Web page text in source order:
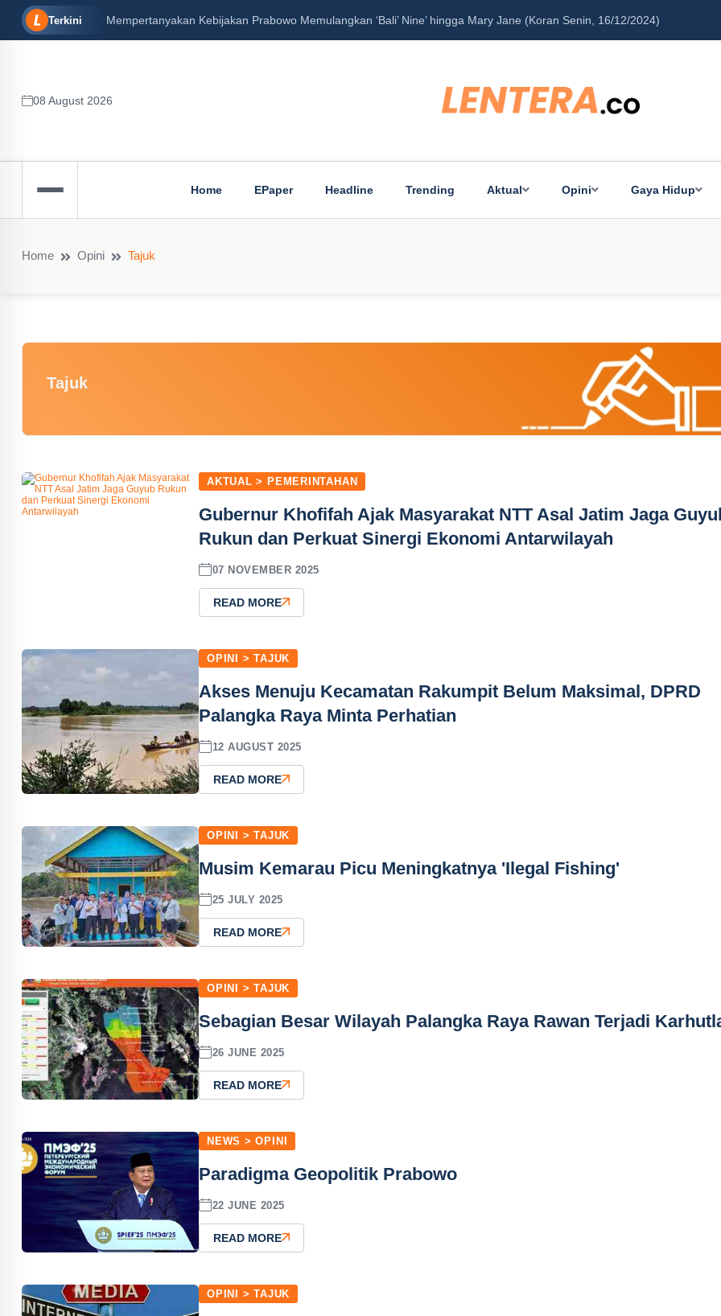
Terkini Mempertanyakan Kebijakan Prabowo Memulangkan ‘Bali’ Nine’ hingga Mary Jane (Koran Senin, 16/12/2024)
08 August 2026
Home EPaper Headline Trending Aktual Opini Gaya Hidup
Home Opini Tajuk
Tajuk
AKTUAL > PEMERINTAHAN
Gubernur Khofifah Ajak Masyarakat NTT Asal Jatim Jaga
Rukun dan Perkuat Sinergi Ekonomi Antarwilayah
07 NOVEMBER 2025
READ MORE
OPINI > TAJUK
Akses Menuju Kecamatan Rakumpit Belum Maksimal, DPRD
Palangka Raya Minta Perhatian
12 AUGUST 2025
READ MORE
OPINI > TAJUK
Musim Kemarau Picu Meningkatnya 'Ilegal Fishing'
25 JULY 2025
READ MORE
OPINI > TAJUK
Sebagian Besar Wilayah Palangka Raya Rawan Terjadi
26 JUNE 2025
READ MORE
NEWS > OPINI
Paradigma Geopolitik Prabowo
22 JUNE 2025
READ MORE
OPINI > TAJUK